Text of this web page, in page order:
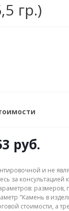
гр.)
руб.
и не
за
размеров,
"Камень в
стоимости, а